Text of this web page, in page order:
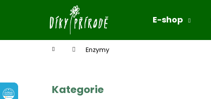
E-shop
Domů Enzymy
Přeskočit
Kategorie
í
Zpět
do
Zpět
do